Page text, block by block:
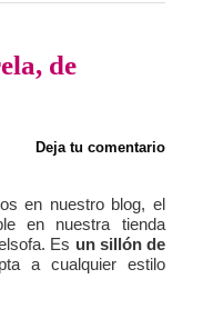
de
Deja tu comentario
en nuestro blog, el
en nuestra tienda
Es un sillón de
a cualquier estilo